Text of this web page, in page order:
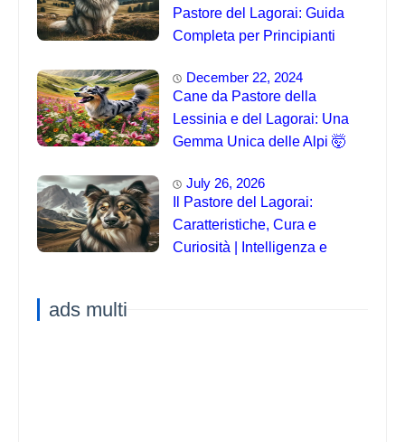
Pastore del Lagorai: Guida
Completa per Principianti
December 22, 2024
Cane da Pastore della
Lessinia e del Lagorai: Una
Gemma Unica delle Alpi 🤯
July 26, 2026
Il Pastore del Lagorai:
Caratteristiche, Cura e
Curiosità | Intelligenza e
ads multi